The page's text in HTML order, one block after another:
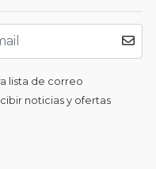
lista de correo
noticias y ofertas